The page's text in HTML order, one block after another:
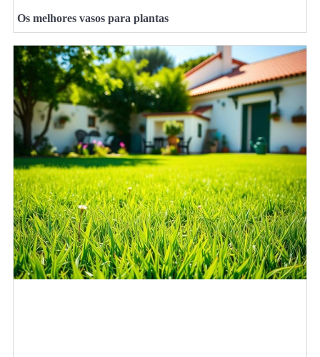
Os melhores vasos para plantas